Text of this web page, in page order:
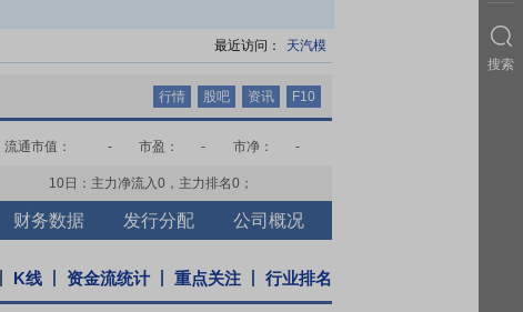
最近访问： 天汽模
行情 股吧 资讯 F10
流通市值： - 市盈： - 市净： -
10日：主力净流入0 ，主力排名0 ；
财务数据 发行分配 公司概况
K线 资金流统计 重点关注 行业排名
搜索